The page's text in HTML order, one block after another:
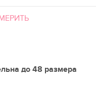
до 48 размера